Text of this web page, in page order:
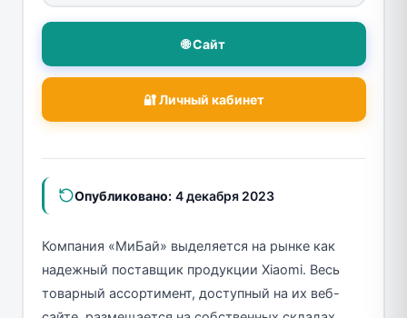
🌐 Сайт
🔐 Личный кабинет
Опубликовано: 4 декабря 2023
Компания «МиБай» выделяется на рынке как
надежный поставщик продукции Xiaomi. Весь
товарный ассортимент, доступный на их веб-